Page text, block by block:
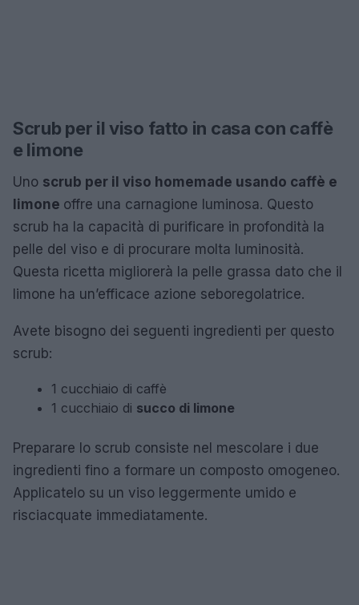
Scrub per il viso fatto in casa con caffè
e limone
Uno scrub per il viso homemade usando caffè e
limone offre una carnagione luminosa. Questo
scrub ha la capacità di purificare in profondità la
pelle del viso e di procurare molta luminosità.
Questa ricetta migliorerà la pelle grassa dato che il
limone ha un’efficace azione seboregolatrice.
Avete bisogno dei seguenti ingredienti per questo
scrub:
1 cucchiaio di caffè
1 cucchiaio di succo di limone
Preparare lo scrub consiste nel mescolare i due
ingredienti fino a formare un composto omogeneo.
Applicatelo su un viso leggermente umido e
risciacquate immediatamente.